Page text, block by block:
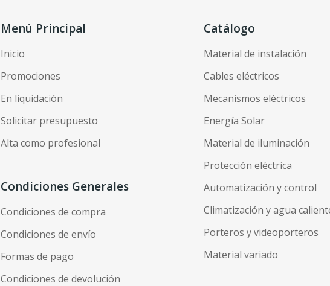
Menú Principal
Inicio
Promociones
En liquidación
Solicitar presupuesto
Alta como profesional
Condiciones Generales
Condiciones de compra
Condiciones de envío
Formas de pago
Condiciones de devolución
Catálogo
Material de instalación
Cables eléctricos
Mecanismos eléctricos
Energía Solar
Material de iluminación
Protección eléctrica
Automatización y control
Climatización y agua
Porteros y videoporteros
Material variado